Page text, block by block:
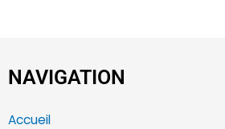
NAVIGATION
Accueil